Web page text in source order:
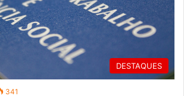
DESTAQUES
341